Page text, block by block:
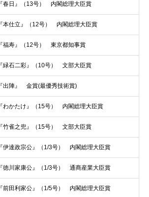
『春日』（13号） 内閣総理大臣賞
『本仕立』（12号） 内閣総理大臣賞
『福寿』（12号） 東京都知事賞
『緑石二彩』（10号） 文部大臣賞
『出陣』 金賞(最優秀技術賞)
『わかたけ』（15号） 内閣総理大臣賞
『竹雀之兜』（15号） 文部大臣賞
『伊達政宗公』（1/3号） 内閣総理大臣賞
『徳川家康公』（1/3号） 通商産業大臣賞
『前田利家公』（1/5号） 内閣総理大臣賞